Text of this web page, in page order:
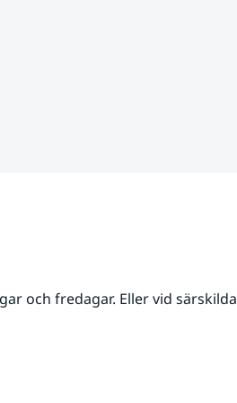
och fredagar. Eller vid särskilda